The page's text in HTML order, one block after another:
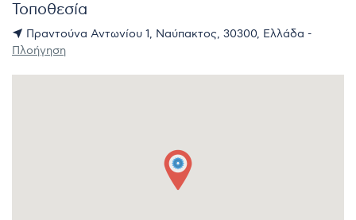
Τοποθεσία
Πραντούνα Αντωνίου 1, Ναύπακτος, 30300, Ελλάδα -
Πλοήγηση